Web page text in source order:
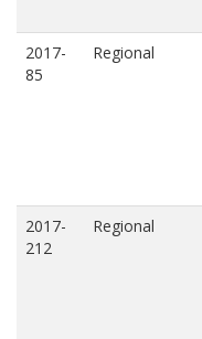
2017-
85
Regional
2017-
212
Regional